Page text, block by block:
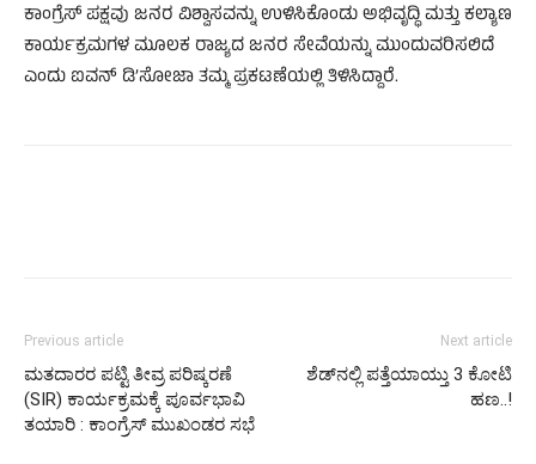
ಕಾಂಗ್ರೆಸ್ ಪಕ್ಷವು ಜನರ ವಿಶ್ವಾಸವನ್ನು ಉಳಿಸಿಕೊಂಡು ಅಭಿವೃದ್ಧಿ ಮತ್ತು ಕಲ್ಯಾಣ
ಕಾರ್ಯಕ್ರಮಗಳ ಮೂಲಕ ರಾಜ್ಯದ ಜನರ ಸೇವೆಯನ್ನು ಮುಂದುವರಿಸಲಿದೆ
ಎಂದು ಐವನ್ ಡಿ’ಸೋಜಾ ತಮ್ಮ ಪ್ರಕಟಣೆಯಲ್ಲಿ ತಿಳಿಸಿದ್ದಾರೆ.
Previous article
ಮತದಾರರ ಪಟ್ಟಿ ತೀವ್ರ ಪರಿಷ್ಕರಣೆ
(SIR) ಕಾರ್ಯಕ್ರಮಕ್ಕೆ ಪೂರ್ವಭಾವಿ
ತಯಾರಿ : ಕಾಂಗ್ರೆಸ್ ಮುಖಂಡರ ಸಭೆ
Next article
ಶೆಡ್‌ನಲ್ಲಿ ಪತ್ತೆಯಾಯ್ತು 3 ಕೋಟಿ
ಹಣ..!